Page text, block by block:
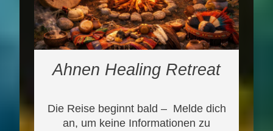
Ahnen Healing Retreat
Die Reise beginnt bald – Melde dich
an, um keine Informationen zu